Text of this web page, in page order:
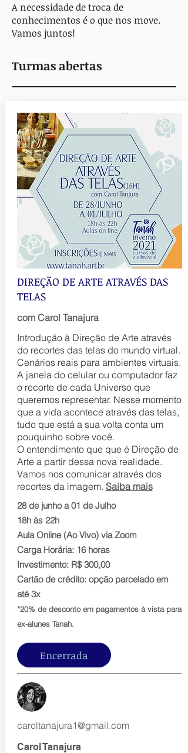
A necessidade de troca de
conhecimentos é o que nos move.
Vamos juntos!
Turmas abertas
DIREÇÃO DE ARTE ATRAVÉS DAS
TELAS
com Carol Tanajura
Introdução à Direção de Arte através
do recortes das telas do mundo virtual.
Cenários reais para ambientes virtuais.
A janela do celular ou computador faz
o recorte de cada Universo que
queremos representar. Nesse momento
que a vida acontece através das telas,
tudo que está a sua volta conta um
pouquinho sobre você.
O entendimento que que é Direção de
Arte a partir dessa nova realidade.
Vamos nos comunicar através dos
recortes da imagem. Saiba mais
28 de junho a 01 de Julho
18h às 22h
Aula Online (Ao Vivo) via Zoom
Carga Horária: 16 horas
Investimento: R$ 300,00
Cartão de crédito: opção parcelado em
até 3x
*20% de desconto em pagamentos à vista para
ex-alunes Tanah.
Encerrada
caroltanajura1@gmail.com
Carol Tanajura